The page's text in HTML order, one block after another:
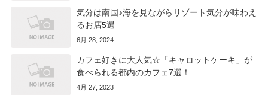
気分は南国♪海を見ながらリゾート気分が味わえ
るお店5選
6月 28, 2024
カフェ好きに大人気☆「キャロットケーキ」が
食べられる都内のカフェ7選！
4月 27, 2023